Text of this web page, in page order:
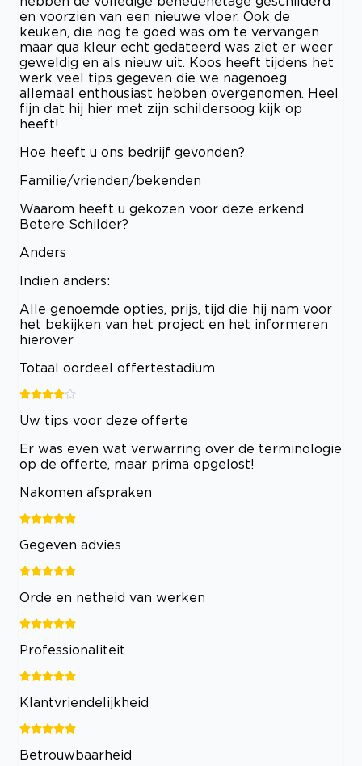
en voorzien van een nieuwe vloer. Ook de
keuken, die nog te goed was om te vervangen
maar qua kleur echt gedateerd was ziet er weer
geweldig en als nieuw uit. Koos heeft tijdens het
werk veel tips gegeven die we nagenoeg
allemaal enthousiast hebben overgenomen. Heel
fijn dat hij hier met zijn schildersoog kijk op
heeft!
Hoe heeft u ons bedrijf gevonden?
Familie/vrienden/bekenden
Waarom heeft u gekozen voor deze erkend
Betere Schilder?
Anders
Indien anders:
Alle genoemde opties, prijs, tijd die hij nam voor
het bekijken van het project en het informeren
hierover
Totaal oordeel offertestadium
Uw tips voor deze offerte
Er was even wat verwarring over de terminologie
op de offerte, maar prima opgelost!
Nakomen afspraken
Gegeven advies
Orde en netheid van werken
Professionaliteit
Klantvriendelijkheid
Betrouwbaarheid